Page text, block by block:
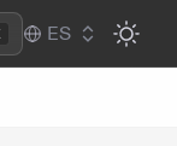
ES